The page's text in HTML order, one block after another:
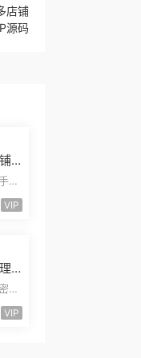
店铺
源码
摩
装
VIP
小
小
VIP